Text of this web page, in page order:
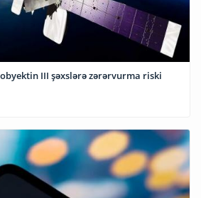
III şəxslərə zərərvurma riski